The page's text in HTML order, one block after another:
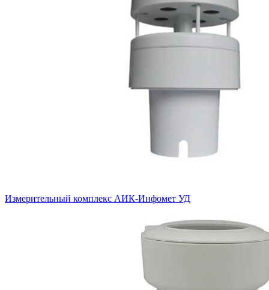
Измерительный комплекс АИК-Инфомет УД